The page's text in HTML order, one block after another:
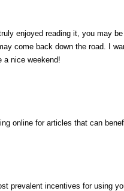
enjoyed reading it, you may
come back down the road. I
a nice weekend!
online for articles that can
prevalent incentives for using